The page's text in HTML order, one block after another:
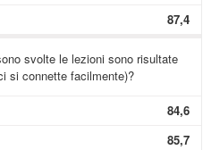
87,4
svolte le lezioni sono risultate
si connette facilmente)?
84,6
85,7